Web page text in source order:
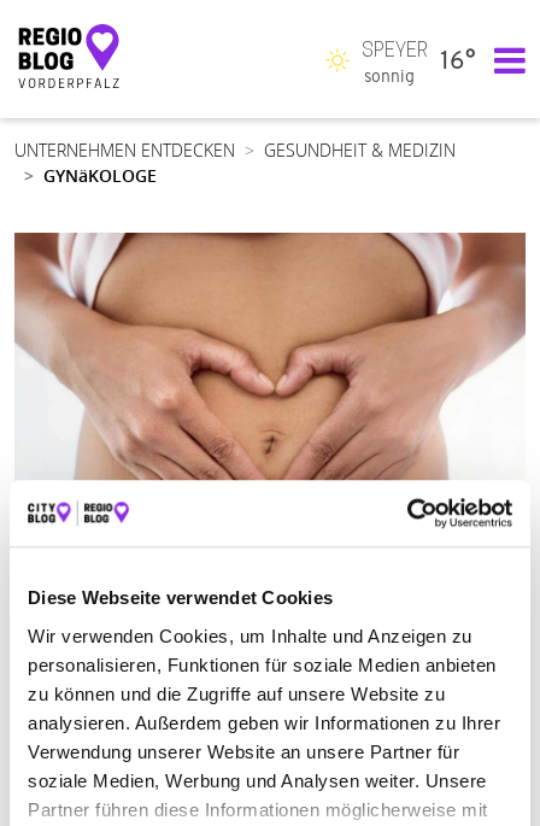
Diese Webseite verwendet Cookies
Wir verwenden Cookies, um Inhalte und Anzeigen zu
personalisieren, Funktionen für soziale Medien anbieten
zu können und die Zugriffe auf unsere Website zu
analysieren. Außerdem geben wir Informationen zu Ihrer
Verwendung unserer Website an unsere Partner für
soziale Medien, Werbung und Analysen weiter. Unsere
Partner führen diese Informationen möglicherweise mit
Hauptnavigation
SPEYER
sonnig
16°
UNTERNEHMEN ENTDECKEN
GESUNDHEIT & MEDIZIN
GYNäKOLOGE
GYNÄKOLOGE IN HASSLOCH
Jetzt geöffnet
Suchen nach